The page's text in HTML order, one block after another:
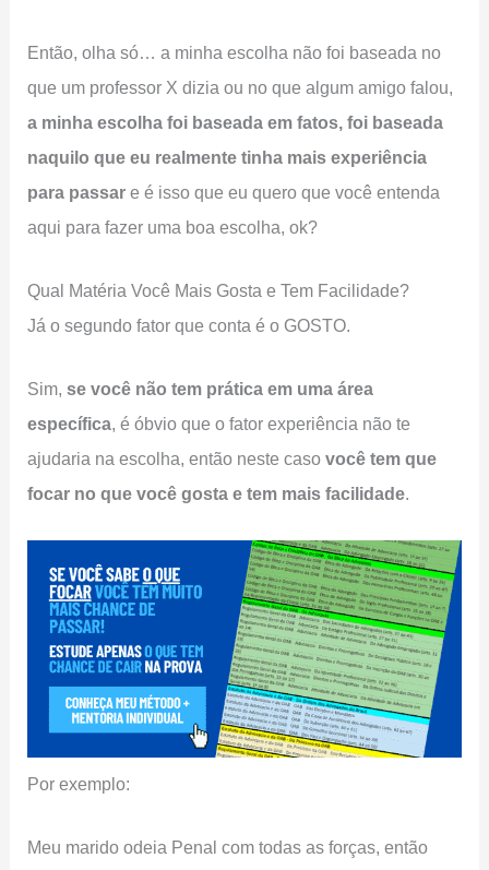
Então, olha só… a minha escolha não foi baseada no
que um professor X dizia ou no que algum amigo falou,
a minha escolha foi baseada em fatos, foi baseada
naquilo que eu realmente tinha mais experiência
para passar e é isso que eu quero que você entenda
aqui para fazer uma boa escolha, ok?
Qual Matéria Você Mais Gosta e Tem Facilidade?
Já o segundo fator que conta é o GOSTO.
Sim,se você não tem prática em uma área
específica, é óbvio que o fator experiência não te
ajudaria na escolha, então neste casovocê tem que
focar no que você gosta e tem mais facilidade.
Por exemplo:
Meu marido odeia Penal com todas as forças, então